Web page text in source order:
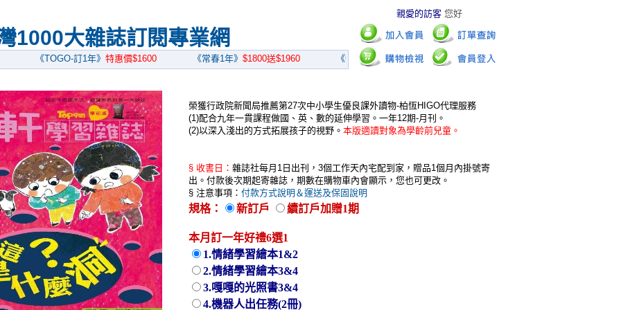
1000大雜誌訂閱專業網
《TOGO-訂1年》特惠價$1600 《常春1年》$1800送$1960 《暢銷幼童》5折起! 《今周刊》5折特$3150
親愛的訪客您好
榮獲行政院新聞局推薦第27次中小學生優良課外讀物-柏恆HIGO代理服務
(1)配合九年一貫課程做國、英、數的延伸學習。一年12期-月刊。
(2)以深入淺出的方式拓展孩子的視野。 本版適讀對象為學齡前兒童。
§ 收書日： 雜誌社每月1日出刊，3個工作天內宅配到家，贈品1個月內掛號寄
出。付款後次期起寄雜誌，期數在購物車內會顯示，您也可更改。
§ 注意事項： 付款方式說明＆運送及保固說明
規格： 新訂戶 續訂戶加贈1期
本月訂一年好禮6選1
1.情緒學習繪本1&2
2.情緒學習繪本3&4
3.嘎嘎的光照書3&4
4.機器人出任務(2冊)